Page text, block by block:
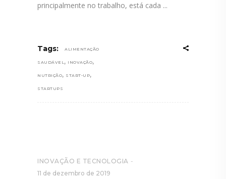
principalmente no trabalho, está cada
Tags: ALIMENTAÇÃO
SAUDÁVEL, INOVAÇÃO,
NUTRIÇÃO, START-UP,
STARTUPS
INOVAÇÃO E TECNOLOGIA
11 de dezembro de 2019